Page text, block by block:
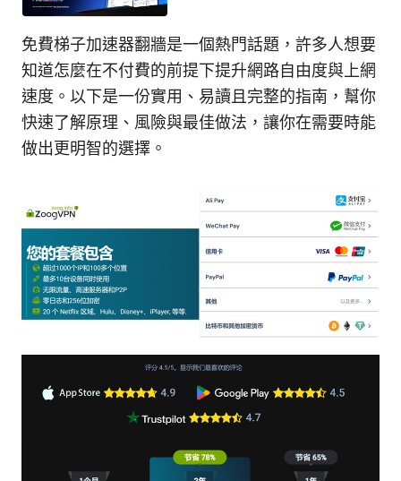
免費梯子加速器翻牆是一個熱門話題，許多人想要
知道怎麼在不付費的前提下提升網路自由度與上網
速度。以下是一份實用、易讀且完整的指南，幫你
快速了解原理、風險與最佳做法，讓你在需要時能
做出更明智的選擇。